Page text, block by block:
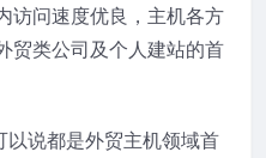
访问速度优良，主机各方
贸类公司及个人建站的首
说都是外贸主机领域首